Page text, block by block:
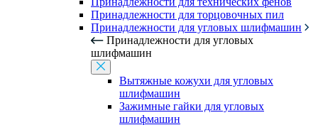
Принадлежности для торцовочных пил
Принадлежности для угловых шлифмашин
Принадлежности для угловых
шлифмашин
Вытяжные кожухи для угловых
шлифмашин
Зажимные гайки для угловых
шлифмашин